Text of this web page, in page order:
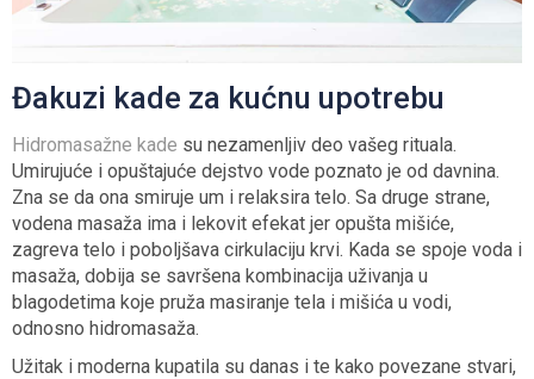
Đakuzi kade za kućnu upotrebu
Hidromasažne kade su nezamenljiv deo vašeg rituala.
Umirujuće i opuštajuće dejstvo vode poznato je od davnina.
Zna se da ona smiruje um i relaksira telo. Sa druge strane,
vodena masaža ima i lekovit efekat jer opušta mišiće,
zagreva telo i poboljšava cirkulaciju krvi. Kada se spoje voda i
masaža, dobija se savršena kombinacija uživanja u
blagodetima koje pruža masiranje tela i mišića u vodi,
odnosno hidromasaža.
Užitak i moderna kupatila su danas i te kako povezane stvari,